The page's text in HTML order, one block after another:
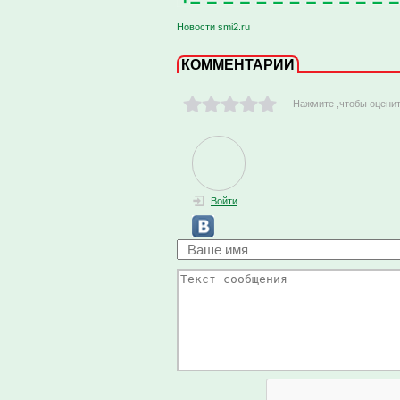
Новости smi2.ru
КОММЕНТАРИИ
- Нажмите ,чтобы
Войти